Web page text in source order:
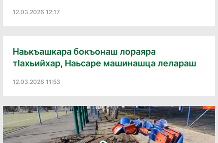
12.03.2026 12:17
Наькъашкара бокъонаш лораяра
тӏахьийхар, Наьсаре машинашца лелараш
12.03.2026 11:53